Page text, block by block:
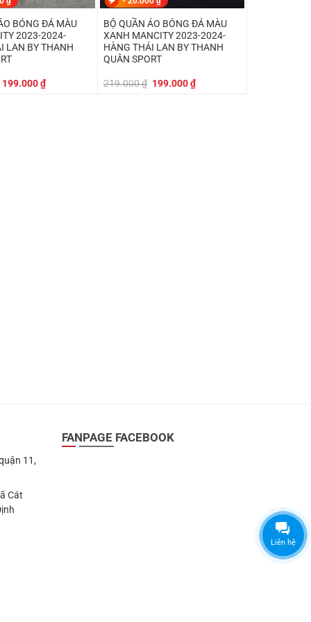
BÓNG ĐÁ MÀU
2023-2024-
LAN BY THANH
Giá
199.000₫Giá
hiện
BỘ QUẦN ÁO BÓNG ĐÁ MÀU
XANH MANCITY 2023-2024-
HÀNG THÁI LAN BY THANH
QUÂN SPORT
219.000₫ Giá
199.000₫Giá
hiện
11,
Cát
FANPAGE FACEBOOK
Liên hệ